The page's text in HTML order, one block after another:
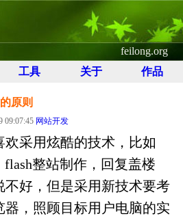
feilong.org
工具 关于 作品
原则
09:07:45 网站开发
欢采用炫酷的技术，比如
整站制作，回复盖楼
不好，但是采用新技术要考
器，照顾目标用户电脑的实